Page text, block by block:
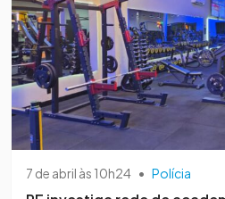
7 de abril às 10h24 • Polícia